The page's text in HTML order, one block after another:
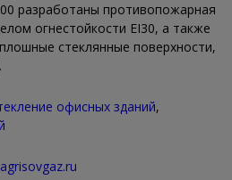
разработаны противопожарная
огнестойкости EI30, а также
стеклянные поверхности,
офисных зданий,